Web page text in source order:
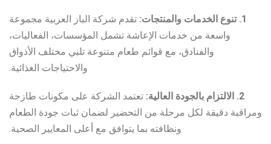
1. تنوع الخدمات والمنتجات:
تقدم شركة الباز العربية مجموعة
واسعة من خدمات الإعاشة تشمل المؤسسات، الفعاليات،
والفنادق، مع قوائم طعام متنوعة تلبي مختلف الأذواق
والاحتياجات الغذائية.
2. الالتزام بالجودة العالية:
تعتمد الشركة على مكونات طازجة
ومراقبة دقيقة لكل مرحلة من التحضير لضمان ثبات جودة الطعام
ونظافته بما يتوافق مع أعلى المعايير الصحية.